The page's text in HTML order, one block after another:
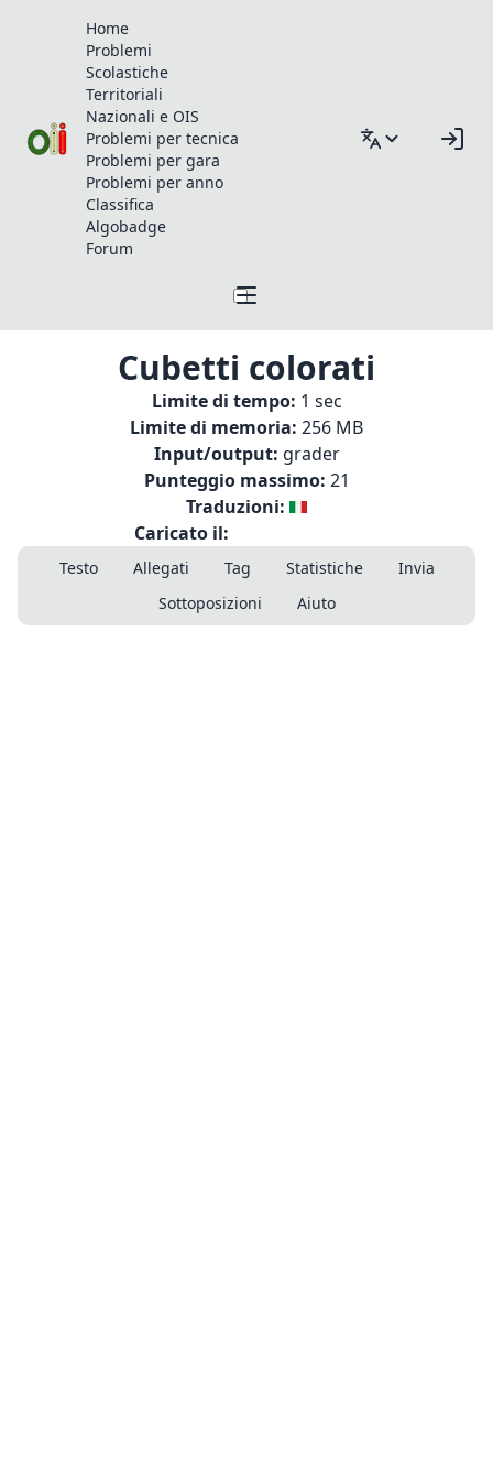
Home
Problemi
Scolastiche
Territoriali
Nazionali e OIS
Problemi per tecnica
Problemi per gara
Problemi per anno
Classifica
Algobadge
Forum
Cubetti colorati
Limite di tempo: 1 sec
Limite di memoria: 256 MB
Input/output: grader
Punteggio massimo: 21
Traduzioni:
Caricato il:
Testo Allegati Tag Statistiche
Invia
Sottoposizioni
Aiuto